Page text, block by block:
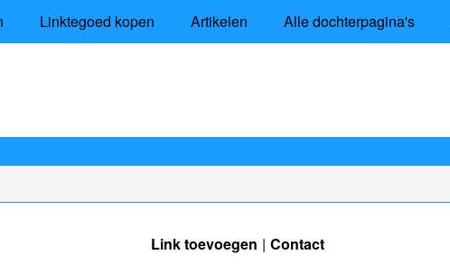
Linktegoed kopen Artikelen Alle dochterpagina's
Link toevoegen Contact